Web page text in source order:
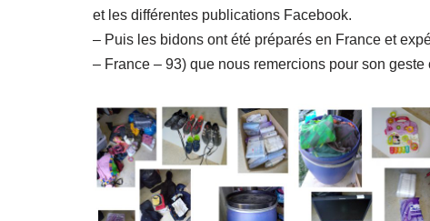
et les différentes publications Facebook.
– Puis les bidons ont été préparés en France et
– France – 93) que nous remercions pour son geste